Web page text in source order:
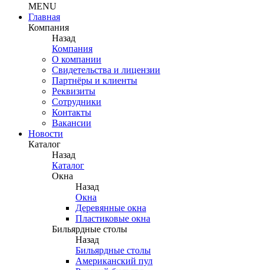
MENU
Главная
Компания
Назад
Компания
О компании
Свидетельства и лицензии
Партнёры и клиенты
Реквизиты
Сотрудники
Контакты
Вакансии
Новости
Каталог
Назад
Каталог
Окна
Назад
Окна
Деревянные окна
Пластиковые окна
Бильярдные столы
Назад
Бильярдные столы
Американский пул